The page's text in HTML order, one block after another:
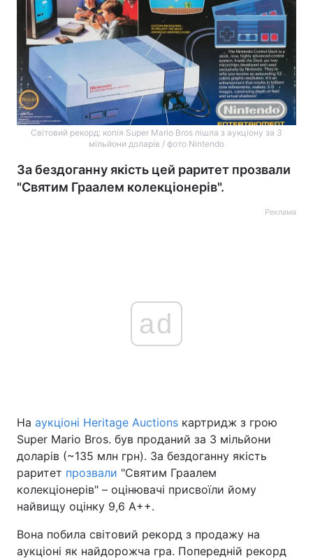
Головна Війна
Україна Політика
Економіка Світ
Техно і зв'язок Лайт
Світовий рекорд: копія Super Mario Bros пішла з аукціону за 3
мільйони доларів / фото Nintendo
За бездоганну якість цей раритет прозвали
"Святим Граалем колекціонерів".
Реклама
ad
На аукціоні Heritage Auctions картридж з грою
Super Mario Bros. був проданий за 3 мільйони
доларів (~135 млн грн). За бездоганну якість
раритет прозвали "Святим Граалем
колекціонерів" – оцінювачі присвоїли йому
найвищу оцінку 9,6 A++.
Вона побила світовий рекорд з продажу на
аукціоні як найдорожча гра. Попередній рекорд